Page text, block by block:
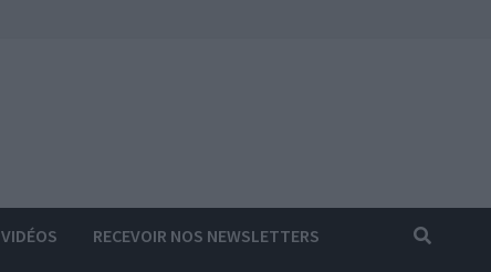
VIDÉOS RECEVOIR NOS NEWSLETTERS